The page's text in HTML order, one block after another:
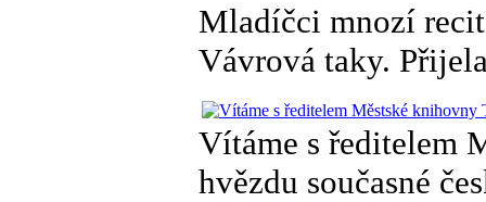
Mladíčci mnozí
Vávrová taky.
Vítáme s ředitelem
hvězdu současné